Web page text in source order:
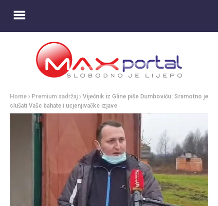
Home Premium sadržaj
Vijećnik iz Gline piše Dumboviću: Sramotno je
slušati Vaše bahate i ucjenjivačke izjave